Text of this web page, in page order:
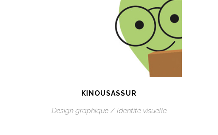
KINOUSASSUR
Design graphique / Identité visuelle